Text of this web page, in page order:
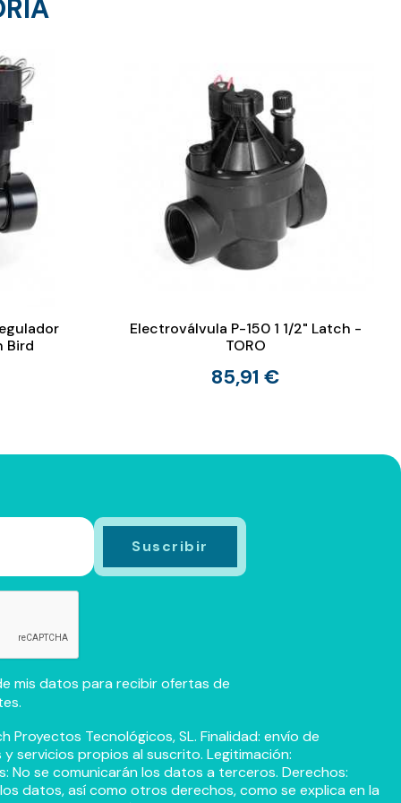
Bird
Electroválvula P-150 1 1/2" Latch -
TORO
85,91 €
mis datos para recibir ofertas de
Proyectos Tecnológicos, SL. Finalidad: envío de
servicios propios al suscrito. Legitimación:
No se comunicarán los datos a terceros. Derechos:
datos, así como otros derechos, como se explica en la